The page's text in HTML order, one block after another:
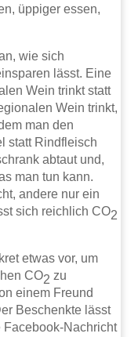
üppiger essen,
wie sich
lässt. Eine
Wein trinkt statt
Wein trinkt,
man den
statt Rindfleisch
abtaut und,
man tun kann.
andere nur ein
sich reichlich CO2
etwas vor, um
CO2 zu
einem Freund
Beschenkte lässt
Facebook-Nachricht